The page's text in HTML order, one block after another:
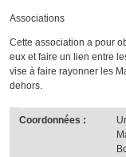
Associations
Cette association a pour
eux et faire un lien entre
vise à faire rayonner les
dehors.
Coordonnées :